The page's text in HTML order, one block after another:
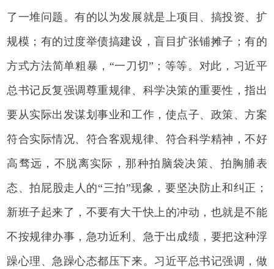
了一堆问题。有的以为发展就是上项目、搞投资、扩
规模；有的过度举债搞建设，盲目扩张铺摊子；有的
方式方法简单粗暴，“一刀切”；等等。对此，习近平
总书记反复强调尊重规律、科学决策的重要性，指出
要从实际出发谋划事业和工作，使点子、政策、方案
符合实际情况、符合客观规律、符合科学精神，不好
高骛远，不脱离实际，那种拍脑袋决策、拍胸脯表
态、拍屁股走人的“三拍”现象，要坚决防止和纠正；
新班子起来了，不要有大干快上的冲动，也就是不能
不按规律办事，急功近利、急于出成绩，要把这种浮
躁心理、急躁心态都压下来。习近平总书记强调，做